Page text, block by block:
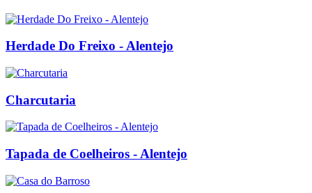
Herdade Do Freixo - Alentejo
Charcutaria
Tapada de Coelheiros - Alentejo